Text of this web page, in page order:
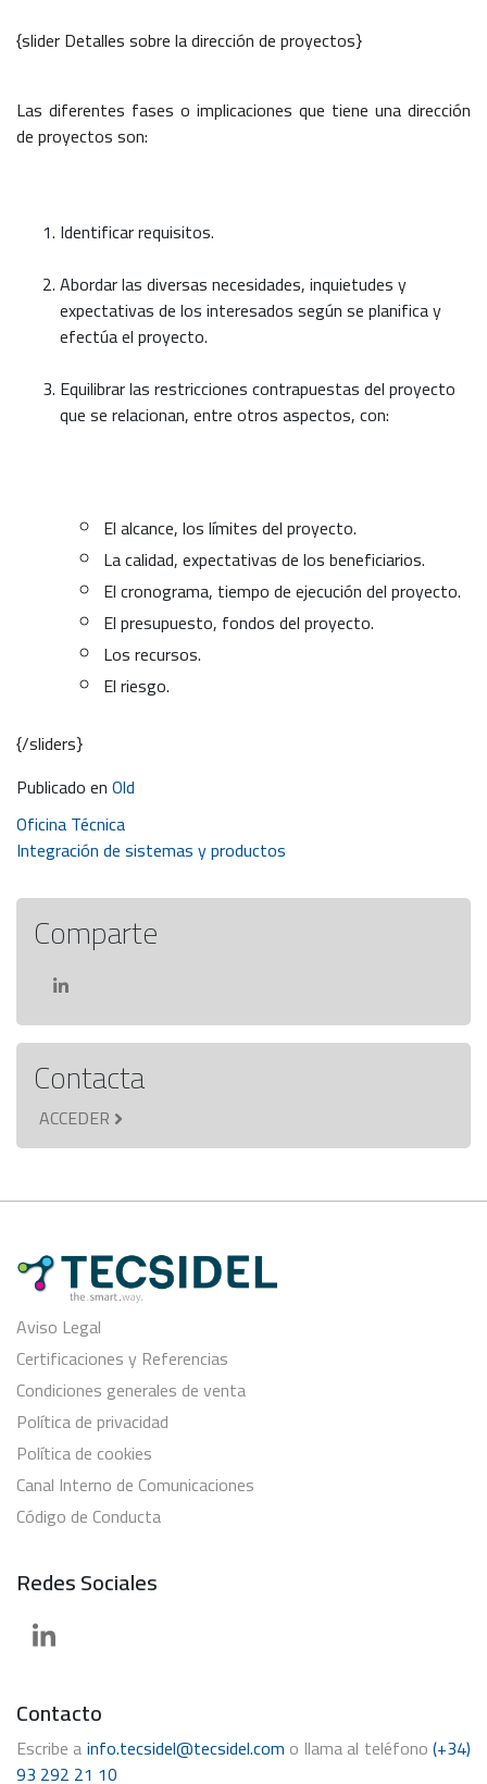
{slider Detalles sobre la dirección de proyectos}
Las diferentes fases o implicaciones que tiene una dirección
de proyectos son:
Identificar requisitos.
Abordar las diversas necesidades, inquietudes y
expectativas de los interesados según se planifica y
efectúa el proyecto.
Equilibrar las restricciones contrapuestas del proyecto
que se relacionan, entre otros aspectos, con:
El alcance, los límites del proyecto.
La calidad, expectativas de los beneficiarios.
El cronograma, tiempo de ejecución del proyecto.
El presupuesto, fondos del proyecto.
Los recursos.
El riesgo.
{/sliders}
Publicado enOld
Navegación
de
entradas
Oficina Técnica
Integración de sistemas y productos
Comparte
Contacta
ACCEDER
Aviso Legal
Certificaciones y Referencias
Condiciones generales de venta
Política de privacidad
Política de cookies
Canal Interno de Comunicaciones
Código de Conducta
Redes Sociales
Contacto
Escribe ainfo.tecsidel@tecsidel.com o llama al teléfono(+34)
93 292 21 10